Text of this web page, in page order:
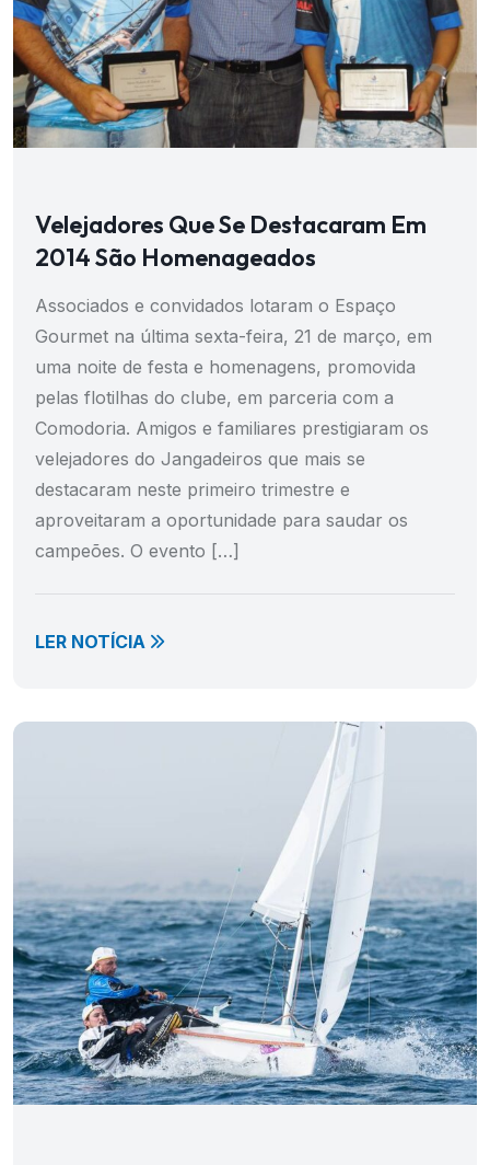
Velejadores Que Se Destacaram Em
2014 São Homenageados
Associados e convidados lotaram o Espaço
Gourmet na última sexta-feira, 21 de março, em
uma noite de festa e homenagens, promovida
pelas flotilhas do clube, em parceria com a
Comodoria. Amigos e familiares prestigiaram os
velejadores do Jangadeiros que mais se
destacaram neste primeiro trimestre e
aproveitaram a oportunidade para saudar os
campeões. O evento […]
LER NOTÍCIA